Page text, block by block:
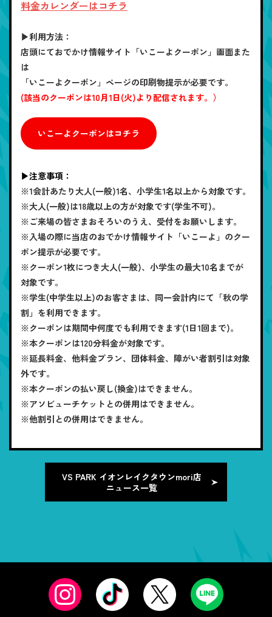
料金カレンダーはコチラ
▶利用方法：
店頭にておでかけ情報サイト「いこーよクーポン」画面また
は
「いこーよクーポン」ページの印刷物提示が必要です。
(該当のクーポンは10月1日(火)より配信されます。）
いこーよクーポンはコチラ
▶注意事項：
※1会計あたり大人(一般)1名、小学生1名以上から対象です。
※大人(一般)は18歳以上の方が対象です(学生不可)。
※ご来場の皆さまおそろいのうえ、受付をお願いします。
※入場の際に当店のおでかけ情報サイト「いこーよ」のクー
ポン提示が必要です。
※クーポン1枚につき大人(一般)、小学生の最大10名までが
対象です。
※学生(中学生以上)のお客さまは、同一会計内にて「秋の学
割」を利用できます。
※クーポンは期間中何度でも利用できます(1日1回まで)。
※本クーポンは120分料金が対象です。
※延長料金、他料金プラン、団体料金、障がい者割引は対象
外です。
※本クーポンの払い戻し(換金)はできません。
※アソビューチケットとの併用はできません。
※他割引との併用はできません。
VS PARK イオンレイクタウンmori店
ニュース一覧